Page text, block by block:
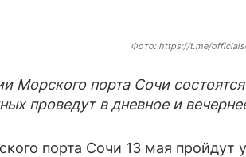
Фото: https://t.me/
Морского порта Сочи
проведут в дневное и
порта Сочи 13 мая пройдут